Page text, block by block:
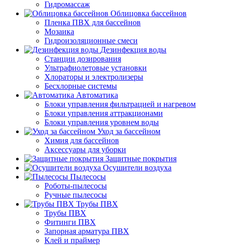
Гидромассаж
Облицовка бассейнов
Пленка ПВХ для бассейнов
Мозаика
Гидроизоляционные смеси
Дезинфекция воды
Станции дозирования
Ультрафиолетовые установки
Хлораторы и электролизеры
Бесхлорные системы
Автоматика
Блоки управления фильтрацией и нагревом
Блоки управления аттракционами
Блоки управления уровнем воды
Уход за бассейном
Химия для бассейнов
Аксессуары для уборки
Защитные покрытия
Осушители воздуха
Пылесосы
Роботы-пылесосы
Ручные пылесосы
Трубы ПВХ
Трубы ПВХ
Фитинги ПВХ
Запорная арматура ПВХ
Клей и праймер